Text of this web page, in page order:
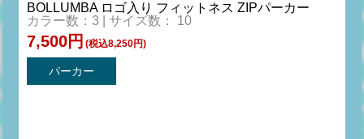
BOLLUMBA ロゴ入り フィットネス ZIPパーカー
カラー数：3 | サイズ数： 10
7,500円 (税込8,250円)
パーカー